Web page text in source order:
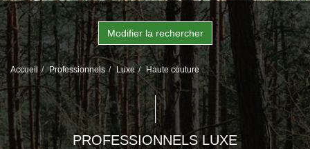
Modifier la rechercher
Accueil Professionnels Luxe Haute couture
PROFESSIONNELS LUXE